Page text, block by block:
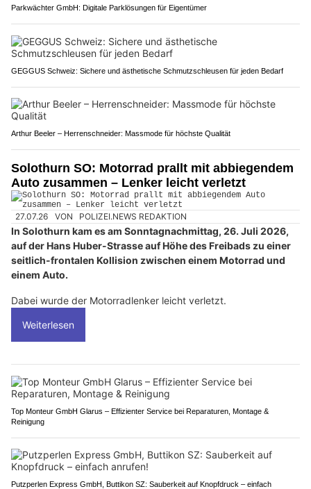
Parkwächter GmbH: Digitale Parklösungen für Eigentümer
GEGGUS Schweiz: Sichere und ästhetische Schmutzschleusen für jeden Bedarf
Arthur Beeler – Herrenschneider: Massmode für höchste Qualität
Solothurn SO: Motorrad prallt mit abbiegendem
Auto zusammen – Lenker leicht verletzt
27.07.26 VON POLIZEI.NEWS REDAKTION
In Solothurn kam es am Sonntagnachmittag, 26. Juli 2026,
auf der Hans Huber-Strasse auf Höhe des Freibads zu einer
seitlich-frontalen Kollision zwischen einem Motorrad und
einem Auto.
Dabei wurde der Motorradlenker leicht verletzt.
Weiterlesen
Top Monteur GmbH Glarus – Effizienter Service bei Reparaturen, Montage &
Reinigung
Putzperlen Express GmbH, Buttikon SZ: Sauberkeit auf Knopfdruck – einfach